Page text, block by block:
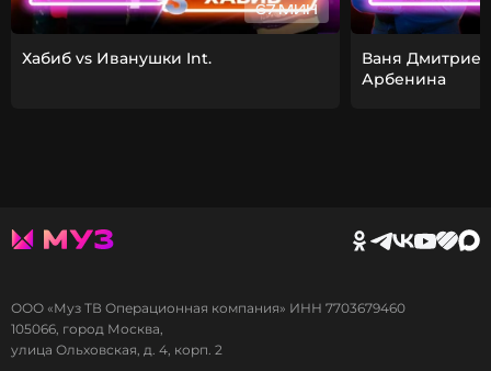
67 МИН
Хабиб vs Иванушки Int.
Ваня
Арбенина
ООО «Муз ТВ Операционная компания» ИНН 7703679460
105066, город Москва,
улица Ольховская, д. 4, корп. 2